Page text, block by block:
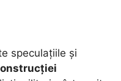
speculațiile și